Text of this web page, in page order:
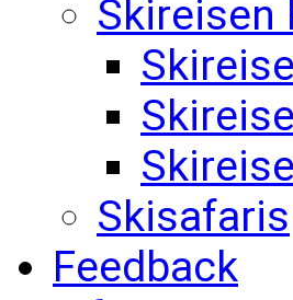
Skireisen
Skisafaris
Feedback